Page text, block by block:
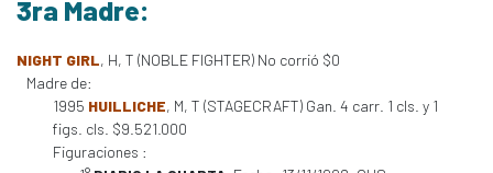
3ra Madre:
NIGHT GIRL, H, T (NOBLE FIGHTER) No corrió $0
Madre de:
1995 HUILLICHE, M, T (STAGECRAFT) Gan. 4 carr. 1 cls. y 1
figs. cls. $9.521.000
Figuraciones :